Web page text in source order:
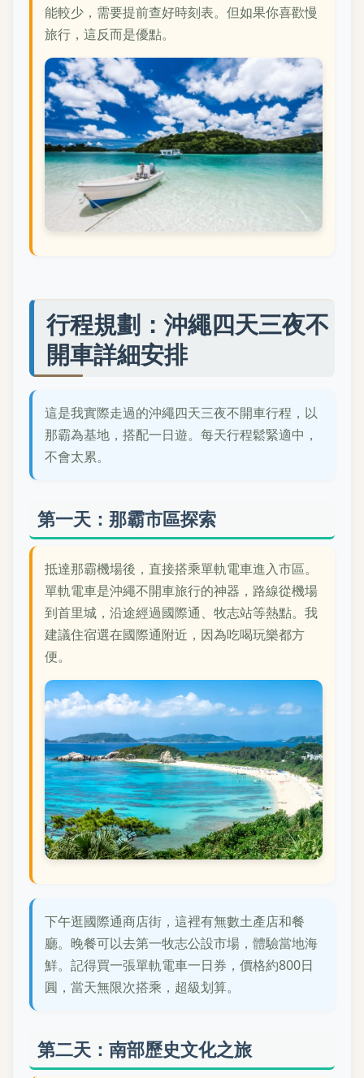
能較少，需要提前查好時刻表。但如果你喜歡慢
旅行，這反而是優點。
行程規劃：沖繩四天三夜不
開車詳細安排
這是我實際走過的沖繩四天三夜不開車行程，以
那霸為基地，搭配一日遊。每天行程鬆緊適中，
不會太累。
第一天：那霸市區探索
抵達那霸機場後，直接搭乘單軌電車進入市區。
單軌電車是沖繩不開車旅行的神器，路線從機場
到首里城，沿途經過國際通、牧志站等熱點。我
建議住宿選在國際通附近，因為吃喝玩樂都方
便。
下午逛國際通商店街，這裡有無數土產店和餐
廳。晚餐可以去第一牧志公設市場，體驗當地海
鮮。記得買一張單軌電車一日券，價格約800日
圓，當天無限次搭乘，超級划算。
第二天：南部歷史文化之旅